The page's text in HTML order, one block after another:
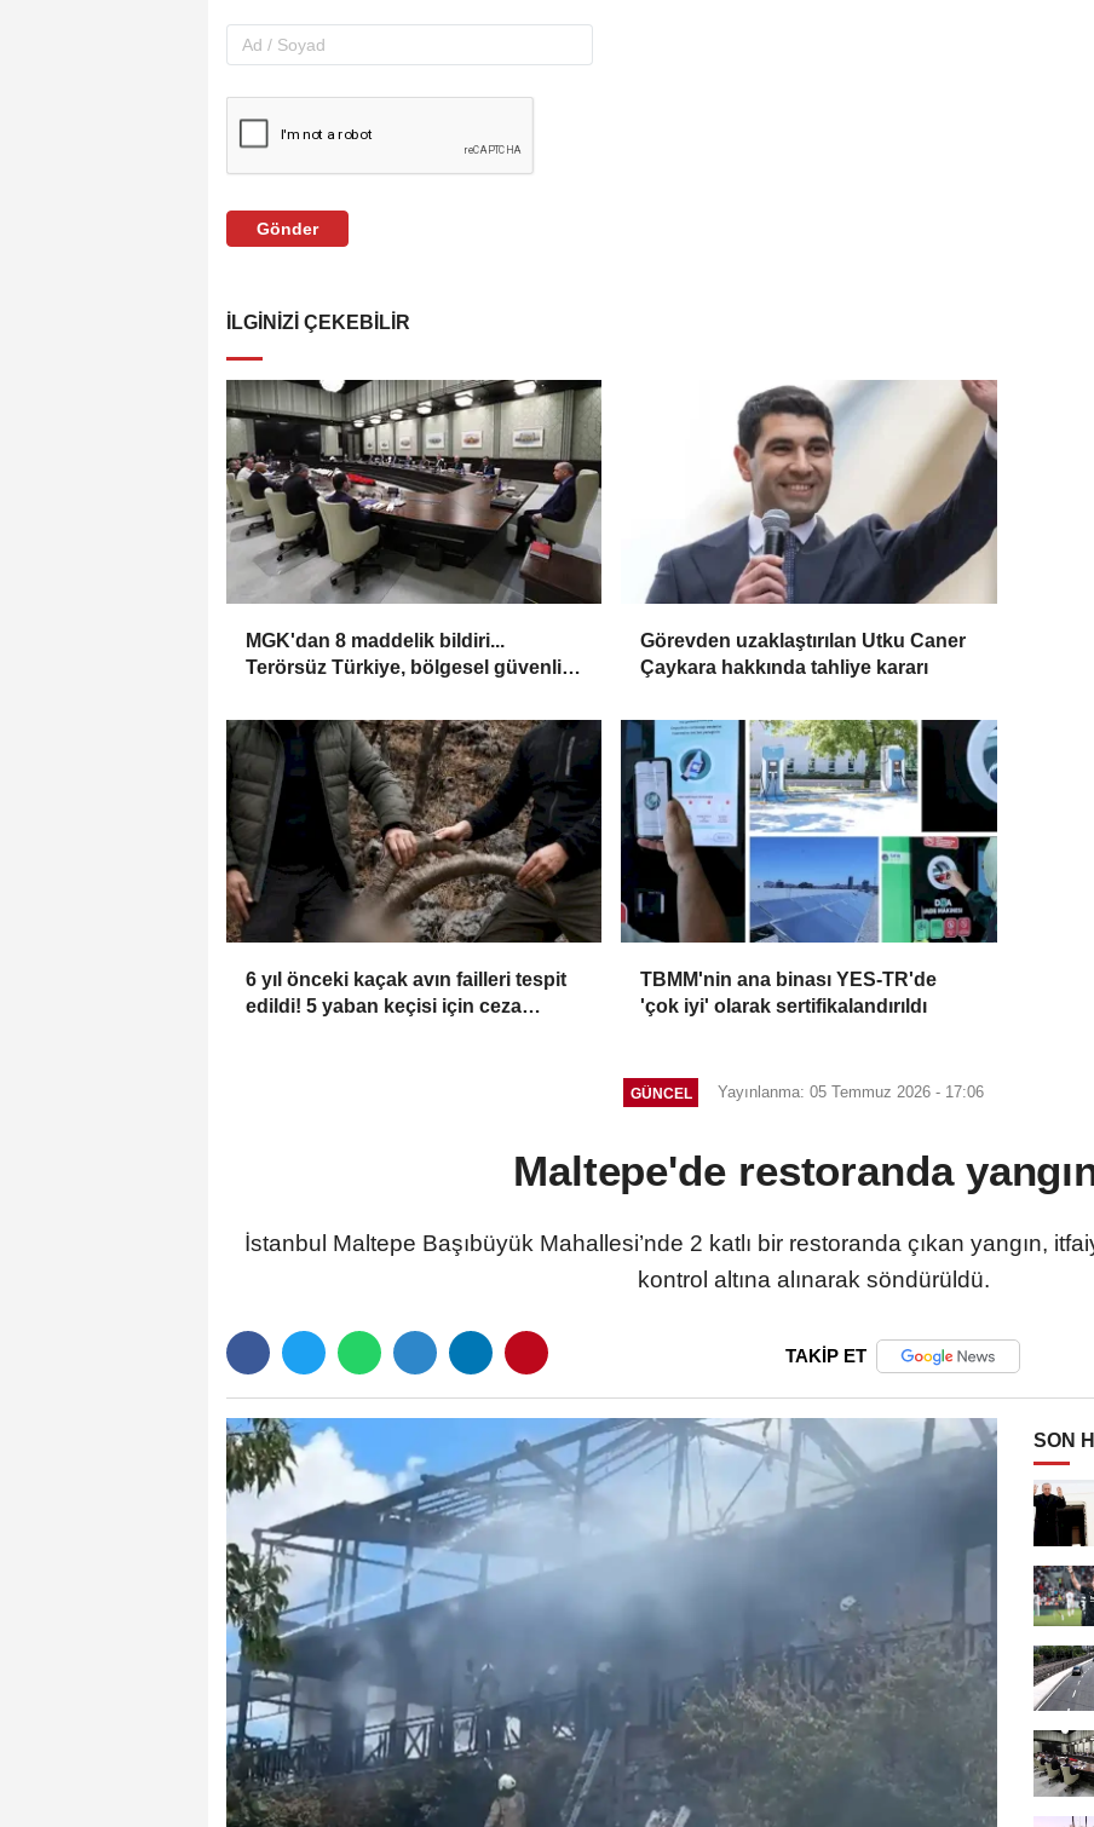
Gönder
İLGINIZI ÇEKEBILIR
MGK'dan 8 maddelik bildiri...
Terörsüz Türkiye, bölgesel güvenlik
Görevden uzaklaştırılan Utku Caner
Çaykara hakkında tahliye kararı
6 yıl önceki kaçak avın failleri tespit
edildi! 5 yaban keçisi için ceza
TBMM'nin ana binası YES-TR'de
'çok iyi' olarak sertifikalandırıldı
GÜNCEL Yayınlanma: 05 Temmuz 2026 - 17:06
Maltepe'de restoranda
İstanbul Maltepe Başıbüyük Mahallesi’nde 2 katlı bir restoranda çıkan yangın,
kontrol altına alınarak söndürüldü.
TAKİP ET
SON